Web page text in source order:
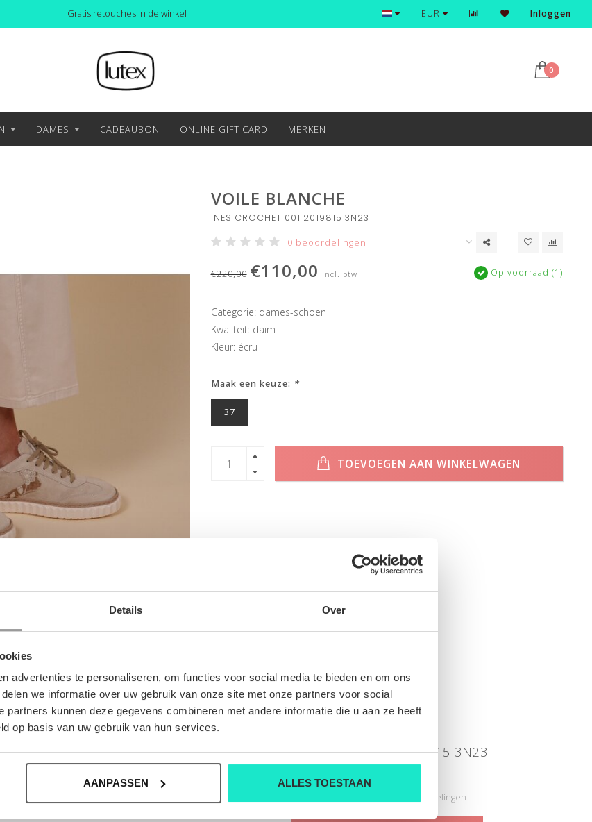
Details Over
advertenties te personaliseren, om functies voor social media te bieden en om ons
we informatie over uw gebruik van onze site met onze partners voor social
partners kunnen deze gegevens combineren met andere informatie die u aan ze heeft
op basis van uw gebruik van hun services.
AANPASSEN ALLES TOESTAAN
Gratis retouches in de winkel Ontdek en shop de nieuwste trends
EUR Inloggen
0
DAMES CADEAUBON ONLINE GIFT CARD MERKEN
VOILE BLANCHE
INES CROCHET 001 2019815 3N23
0 beoordelingen
€220,00 €110,00 Incl. btw Op voorraad (1)
Categorie: dames-schoen
Kwaliteit: daim
Kleur: écru
Maak een keuze: *
37
TOEVOEGEN AAN WINKELWAGEN
Ines crochet 001 2019815 3N23
Nog niet gewaardeerd
0 sterren op basis van 0 beoordelingen